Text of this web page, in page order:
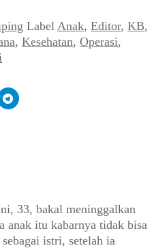
Label Anak, Editor, KB,
, Kesehatan, Operasi,
33, bakal meninggalkan
anak itu kabarnya tidak bisa
istri, setelah ia